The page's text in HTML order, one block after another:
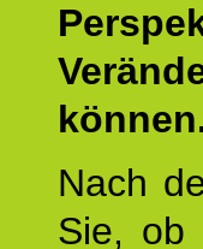
Nach
Sie, ob